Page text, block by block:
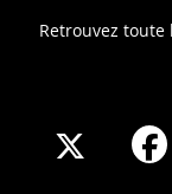
Retrouvez toute
Share